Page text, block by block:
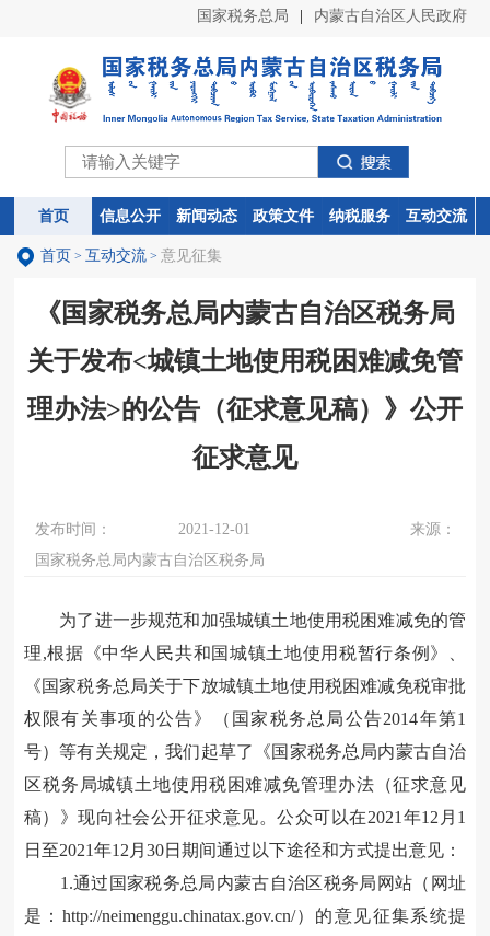
国家税务总局 内蒙古自治区人民政府
首页 信息公开 新闻动态 政策文件 纳税服务 互动交流
首页 信息公开 新闻动态 政策文件 纳税服务 互动交流
首页 > 互动交流> 意见征集
《国家税务总局内蒙古自治区税务局
关于发布<城镇土地使用税困难减免管
理办法>的公告（征求意见稿）》公开
征求意见
发布时间： 2021-12-01
来源：
国家税务总局内蒙古自治区税务局
为了进一步规范和加强城镇土地使用税困难减免的管
理,根据《中华人民共和国城镇土地使用税暂行条例》、
《国家税务总局关于下放城镇土地使用税困难减免税审批
权限有关事项的公告》（国家税务总局公告2014年第1
号）等有关规定，我们起草了《国家税务总局内蒙古自治
区税务局城镇土地使用税困难减免管理办法（征求意见
稿）》现向社会公开征求意见。公众可以在2021年12月1
日至2021年12月30日期间通过以下途径和方式提出意见：
1.通过国家税务总局内蒙古自治区税务局网站（网址
是：http://neimenggu.chinatax.gov.cn/）的意见征集系统提